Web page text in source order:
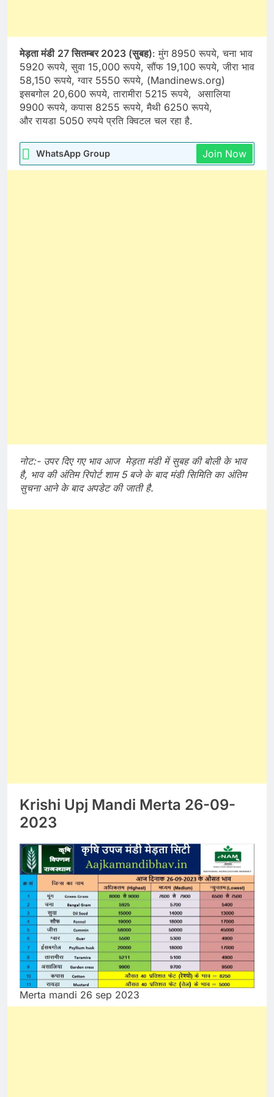
मेड़ता मंडी 27 सितम्बर 2023 (सुबह): मुंग 8950 रूपये, चना भाव
5920 रूपये, सुवा 15,000 रूपये, सौंफ 19,100 रूपये, जीरा भाव
58,150 रूपये, ग्वार 5550 रूपये, (Mandinews.org)
इसबगोल 20,600 रूपये, तारामीरा 5215 रूपये, असालिया
9900 रूपये, कपास 8255 रूपये, मैथी 6250 रूपये,
और रायडा 5050 रुपये प्रति क्विटल चल रहा है.
WhatsApp Group Join Now
नोट:- उपर दिए गए भाव आज मेड़ता मंडी में सुबह की बोली के भाव
है, भाव की अंतिम रिपोर्ट शाम 5 बजे के बाद मंडी सिमिति का अंतिम
सुचना आने के बाद अपडेट की जाती है.
Krishi Upj Mandi Merta 26-09-
2023
Merta mandi 26 sep 2023